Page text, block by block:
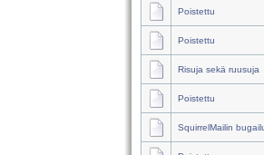
Poistettu
Poistettu
Risuja sekä ruusuja
Poistettu
SquirrelMailin